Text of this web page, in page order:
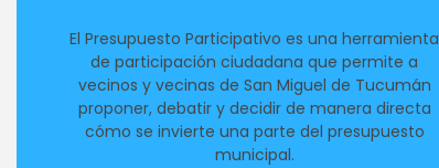
El Presupuesto Participativo es una herramienta
de participación ciudadana que permite a
vecinos y vecinas de San Miguel de Tucumán
proponer, debatir y decidir de manera directa
cómo se invierte una parte del presupuesto
municipal.